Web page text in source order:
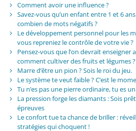
Comment avoir une influence ?
Savez-vous qu’un enfant entre 1 et 6
combien de mots négatifs ?
Le développement personnel pour les
vous repreniez le contrôle de votre vie ?
Pensez-vous que l’on devrait enseigner
comment cultiver des fruits et légumes ?
Marre d’être un pion ? Sois le roi du jeu.
Le système te veut faible ? C’est le
Tu n’es pas une pierre ordinaire, tu es
La pression forge les diamants : Sois
épreuves
Le confort tue ta chance de briller :
stratégies qui choquent !